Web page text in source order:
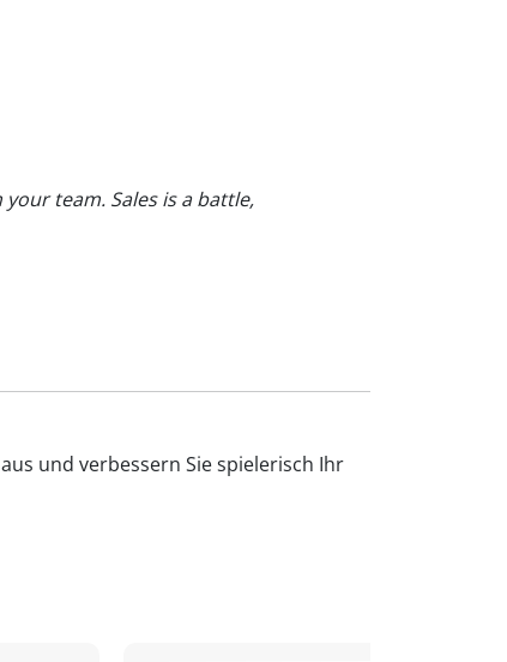
team. Sales is a battle,
und verbessern Sie spielerisch Ihr